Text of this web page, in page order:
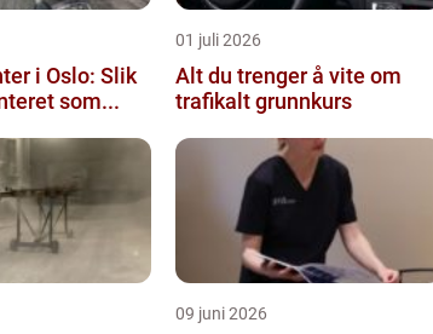
i Oslo: Slik
som...
01 juli 2026
Alt du trenger å vite om
trafikalt grunnkurs
09 juni 2026